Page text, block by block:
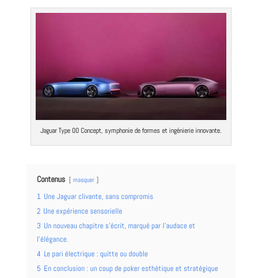
Jaguar Type 00 Concept, symphonie de formes et ingénierie innovante.
Contenus masquer
1 Une Jaguar clivante, sans compromis
2 Une expérience sensorielle
3 Un nouveau chapitre s’écrit, marqué par l’audace et
l’élégance.
4 Le pari électrique : quitte ou double
5 En conclusion : un coup de poker esthétique et stratégique